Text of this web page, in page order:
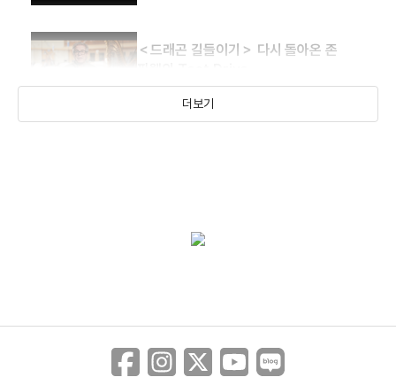
＜드래곤 길들이기＞ 다시 돌아온 존
뛰어넘는 [드래곤 길들이기]
애정 넘치는 제작 비하인드
더보기